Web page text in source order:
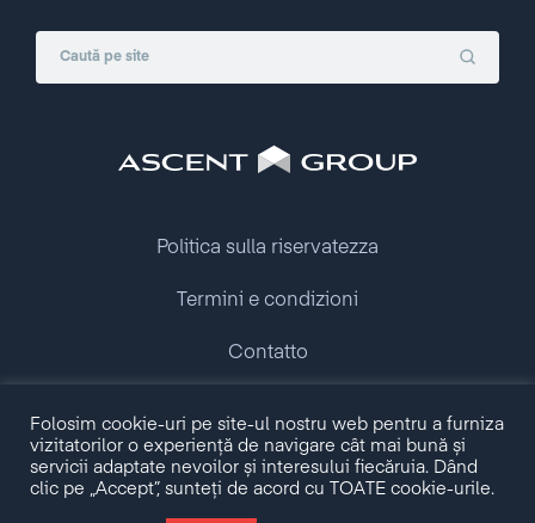
Copyright © 2009 - 2026 Ascent Group.
All rights reserved.
Politica sulla riservatezza
Termini e condizioni
Contatto
Folosim cookie-uri pe site-ul nostru web pentru a furniza
vizitatorilor o experiență de navigare cât mai bună și
servicii adaptate nevoilor și interesului fiecăruia. Dând
clic pe „Accept”, sunteți de acord cu TOATE cookie-urile.